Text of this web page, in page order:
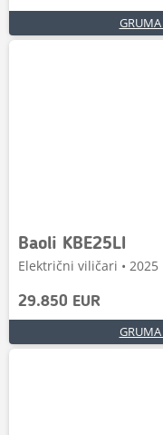
Baoli KBE25LI
Električni viličari • 2025
29.850 EUR